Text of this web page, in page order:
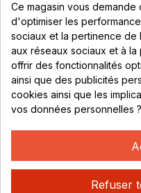
04
Ce magasin vous
d'optimiser les
sociaux et la pertinence de
aux réseaux sociaux et à
offrir des fonctionnalités
ainsi que des publicités
cookies ainsi que les
vos données personnelles ?
Refuser